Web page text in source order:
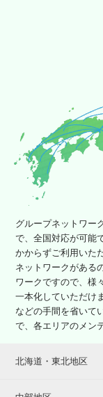
グループネットワー
で、全国対応が可能
かからずご利用いた
ネットワークがある
ワークですので、様
一本化していただけ
などの手間を省いて
で、各エリアのメン
北海道・東北地区